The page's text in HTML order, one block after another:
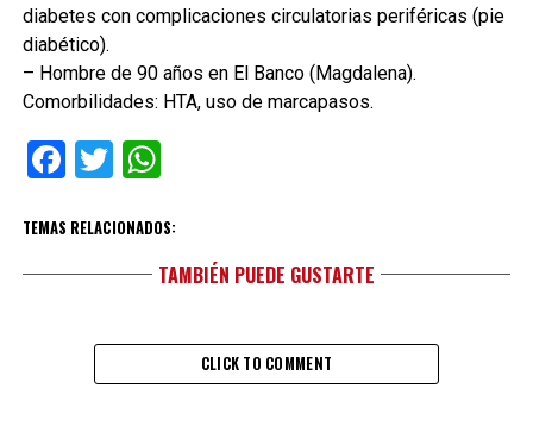
diabetes con complicaciones circulatorias periféricas (pie
diabético).
– Hombre de 90 años en El Banco (Magdalena).
Comorbilidades: HTA, uso de marcapasos.
Facebook
TwitterWhatsApp
TEMAS RELACIONADOS:
TAMBIÉN PUEDE GUSTARTE
CLICK TO COMMENT